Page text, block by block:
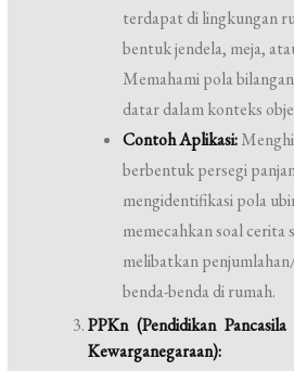
terdapat di lingkungan
bentuk jendela, meja,
Memahami pola
datar dalam konteks
Contoh Aplikasi:
berbentuk persegi
mengidentifikasi pola
memecahkan soal cerita
melibatkan
benda-benda di rumah.
PPKn (Pendidikan Pancasila
Kewarganegaraan):